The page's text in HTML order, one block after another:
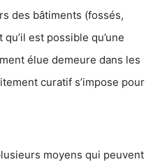
des bâtiments (fossés,
est possible qu’une
élue demeure dans les
curatif s’impose pour
moyens qui peuvent